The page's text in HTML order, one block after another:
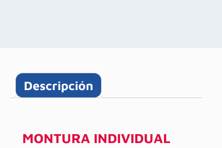
Descripción
MONTURA INDIVIDUAL